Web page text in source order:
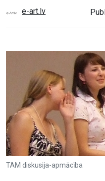
e-art.lv
TAM diskusija-apmācība